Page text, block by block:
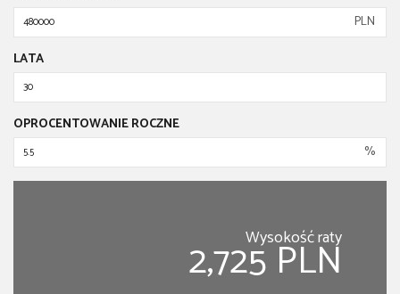
PLN
LATA
OPROCENTOWANIE ROCZNE
%
Wysokość raty
2,725 PLN